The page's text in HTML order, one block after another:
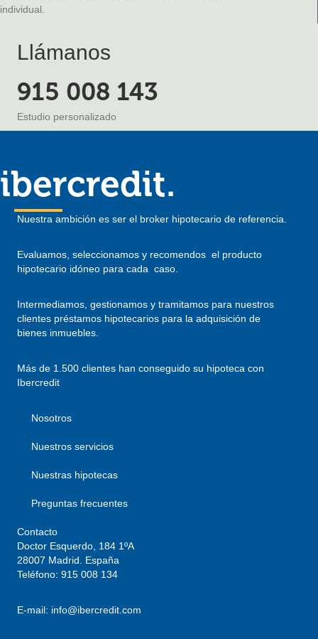
individual.
Llámanos
915 008 143
Estudio personalizado
ibercredit.
Nuestra ambición es ser el broker hipotecario de referencia.
Evaluamos, seleccionamos y recomendos el producto
hipotecario idóneo para cada caso.
Intermediamos, gestionamos y tramitamos para nuestros
clientes préstamos hipotecarios para la adquisición de
bienes inmuebles.
Más de 1.500 clientes han conseguido su hipoteca con
Ibercredit
Nosotros
Nuestros servicios
Nuestras hipotecas
Preguntas frecuentes
Contacto
Doctor Esquerdo, 184 1ºA
28007 Madrid. España
Teléfono: 915 008 134
E-mail: info@ibercredit.com